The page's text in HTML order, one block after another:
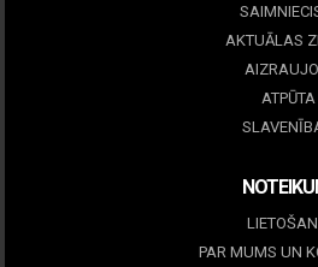
AKTUĀLAS
ATPŪTA
PAR MUMS UN